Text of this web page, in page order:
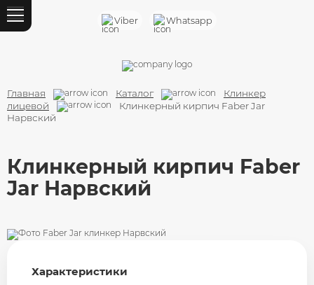
Viber Whatsapp
Кирпич облицовочный
Кирпич ручной формовки
Кирпич строительный
Силикатный кирпич
Главная Каталог
Клинкер
лицевой
Клинкерный кирпич Faber Jar
Нарвский
Клинкерный кирпич Faber
Jar Нарвский
Характеристики